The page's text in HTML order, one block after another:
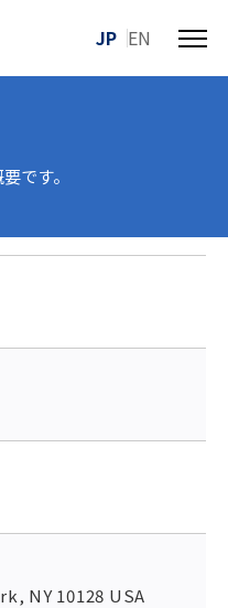
JP EN
メ
ニ
す
る
です。
NY 10128 USA